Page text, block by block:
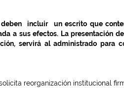
deben incluir un escrito que
a sus efectos. La presentación
servirá al administrado para
reorganización institucional